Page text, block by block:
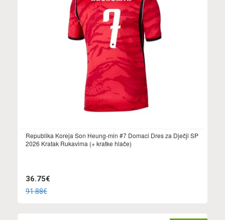
Republika Koreja Son Heung-min #7 Domaci Dres za Dječji SP
2026 Kratak Rukavima (+ kratke hlače)
36.75€
91.88€